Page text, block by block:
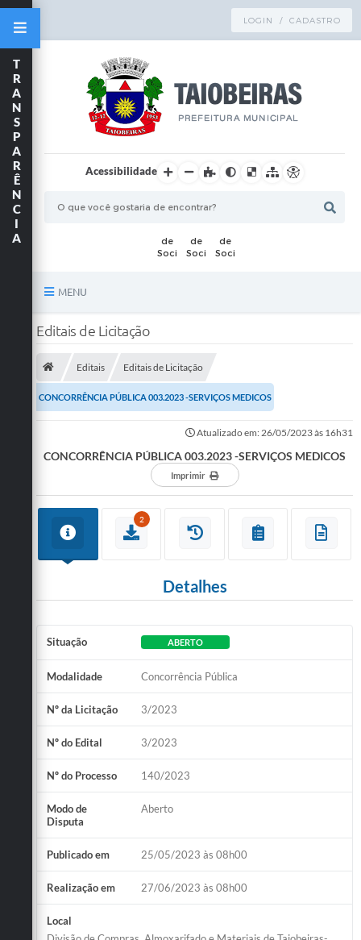
LOGIN / CADASTRO
Acessibilidade
MENU
Principal
Publicações
A Nossa Cidade
Formulários
Conselho Tutelar.
Carta de Serviços
Obras
Emprega
Agenda
Serviços Online
Enquete
T
R
A
N
S
P
A
R
Ê
N
C
I
A
Editais de Licitação
Editais Editais de Licitação
CONCORRÊNCIA PÚBLICA 003.2023 -SERVIÇOS MEDICOS
Atualizado em: 26/05/2023 às 16h31
CONCORRÊNCIA PÚBLICA 003.2023 -SERVIÇOS MEDICOS
Imprimir
2
Detalhes
Situação ABERTO
Modalidade Concorrência Pública
Nº da Licitação 3/2023
Nº do Edital 3/2023
Nº do Processo 140/2023
Modo de
Disputa
Aberto
Publicado em 25/05/2023 às 08h00
Realização em 27/06/2023 às 08h00
Local